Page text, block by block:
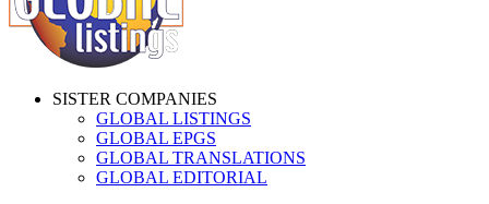
SISTER COMPANIES
GLOBAL LISTINGS
GLOBAL EPGS
GLOBAL TRANSLATIONS
GLOBAL EDITORIAL